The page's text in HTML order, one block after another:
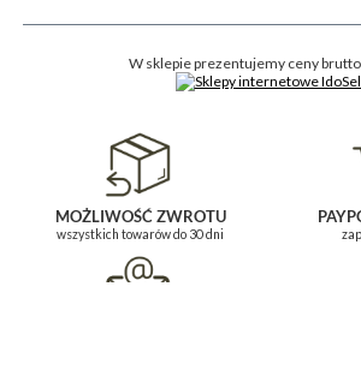
W sklepie prezentujemy ceny brutto
MOŻLIWOŚĆ ZWROTU
wszystkich towarów do 30 dni